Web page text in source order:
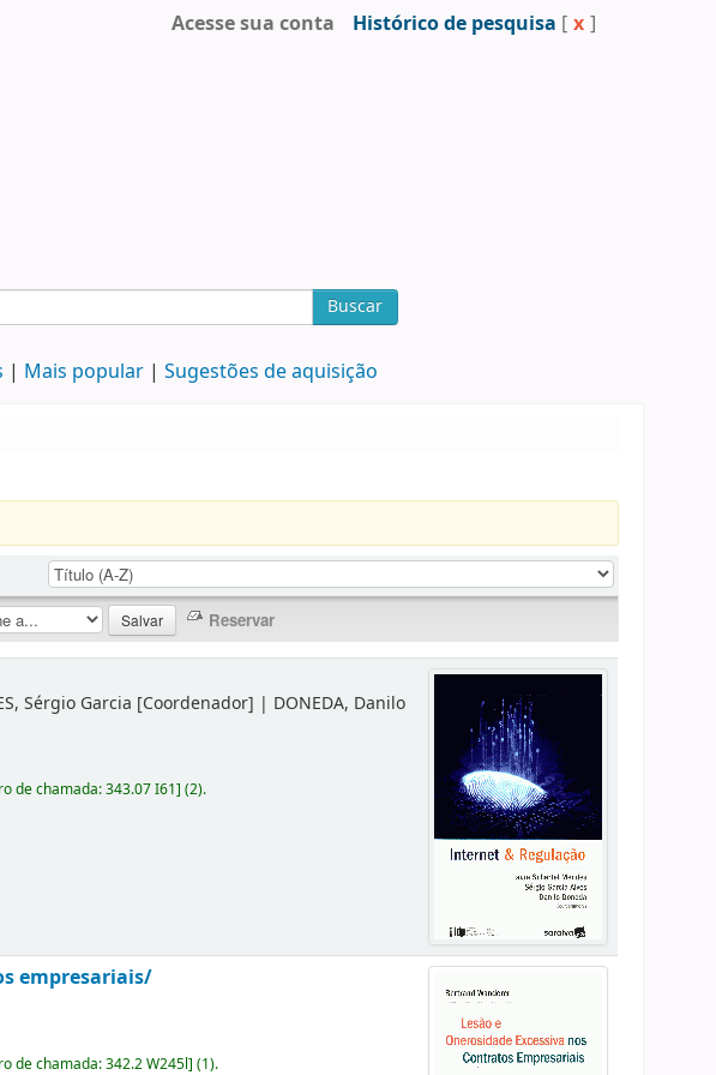
Acesse sua conta Histórico de pesquisa [ x ]
Buscar
Mais popular Sugestões de aquisição
Sérgio Garcia [Coordenador] | DONEDA, Danilo
de chamada:343.07 I61](2).
empresariais/
de chamada:342.2 W245l](1).